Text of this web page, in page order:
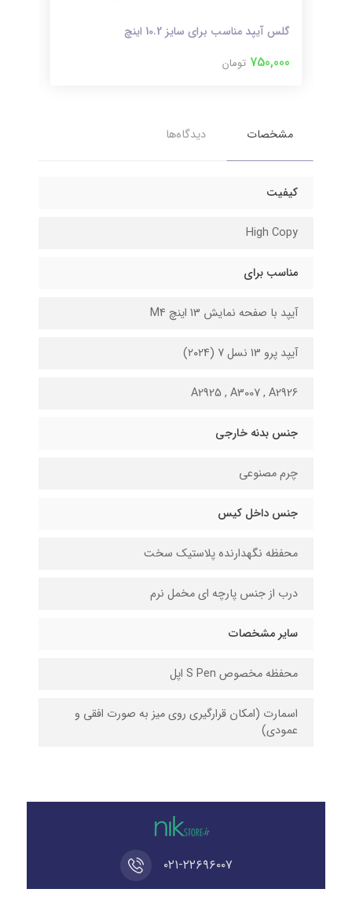
گلس آیپد مناسب برای سایز 10.2 اینچ
750,000 تومان
مشخصات دیدگاه‌ها
کیفیت
High Copy
مناسب برای
آیپد با صفحه نمایش 13 اینچ M4
آیپد پرو 13 نسل 7 (۲۰۲4)
A2925 , A3007 , A2926
جنس بدنه خارجی
چرم مصنوعی
جنس داخل کیس
محفظه نگهدارنده پلاستیک سخت
درب از جنس پارچه ای مخمل نرم
سایر مشخصات
محفظه مخصوص S Pen اپل
اسمارت (امکان قرارگیری روی میز به صورت افقی و
عمودی)
۰۲۱-۲۲۶۹۶۰۰۷